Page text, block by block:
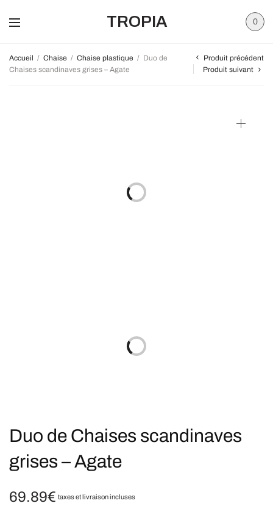
TROPIA 0
Accueil / Chaise / Chaise plastique / Duo de
Chaises scandinaves grises – Agate
Produit précédent
Produit suivant
Duo de Chaises scandinaves
grises – Agate
69.89€ taxes et livraison incluses